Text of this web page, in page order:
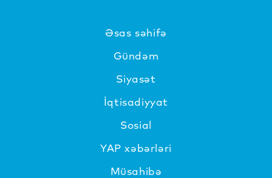
Əsas səhifə
Gündəm
Siyasət
İqtisadiyyat
Sosial
YAP xəbərləri
Müsahibə